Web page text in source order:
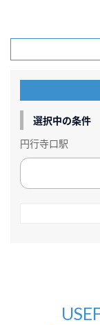
選択中の条件
円行寺口駅